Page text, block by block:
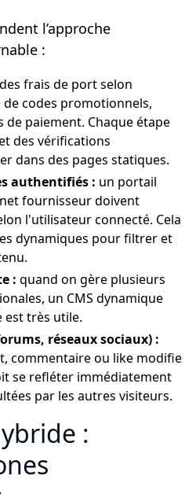
l’approche
:
frais de port selon
codes promotionnels,
paiement. Chaque étape
des vérifications
dans des pages statiques.
authentifiés : un portail
fournisseur doivent
l'utilisateur connecté. Cela
dynamiques pour filtrer et
: quand on gère plusieurs
un CMS dynamique
est très utile.
réseaux sociaux) :
commentaire ou like modifie
se refléter immédiatement
par les autres visiteurs.
: